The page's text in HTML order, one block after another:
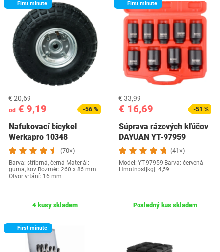
First minute
od € 9,19
€ 20,69
-56 %
Nafukovací bicykel
Werkapro 10348
(70×)
Barva: stříbrná, černá Materiál:
guma, kov Rozměr: 260 x 85 mm
Otvor vrtání: 16 mm
4 kusy skladem
First minute
€ 16,69
€ 33,99
-51 %
Súprava rázových kľúčov
DAYUAN YT-97959
(41×)
Model: ‎YT-97959 Barva: červená
Hmotnost[kg]: 4,59
Posledný kus skladem
First minute